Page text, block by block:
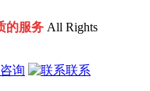
的服务 All Rights
询
联系